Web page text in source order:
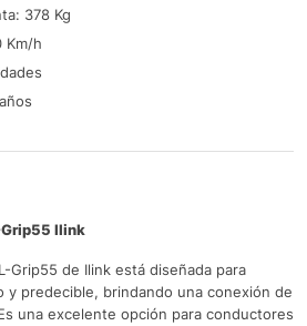
378 Kg
Km/h
Ilink
Grip55 de Ilink está diseñada para
y predecible, brindando una conexión de
una excelente opción para conductores